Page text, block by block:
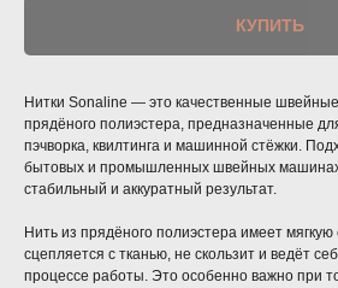
КУПИТЬ
Нитки Sonaline — это качественные
прядёного полиэстера, предназначенные
пэчворка, квилтинга и машинной стёжки.
бытовых и промышленных швейных
стабильный и аккуратный результат.
Нить из прядёного полиэстера имеет мягкую
сцепляется с тканью, не скользит и ведёт
процессе работы. Это особенно важно при